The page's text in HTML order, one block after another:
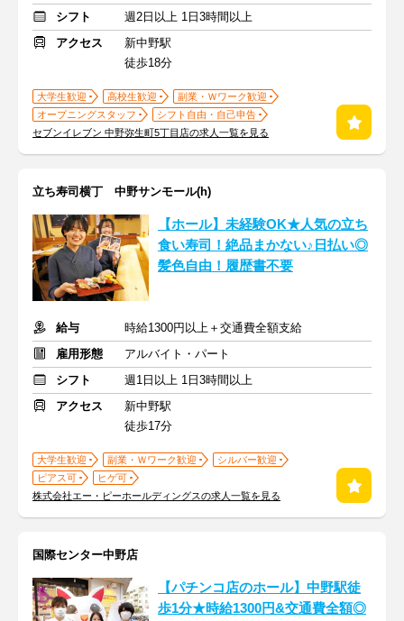
シフト
週2日以上 1日3時間以上
アクセス
新中野駅
徒歩18分
大学生歓迎 高校生歓迎
副業・Ｗワーク歓迎
オープニングスタッフ
シフト自由・自己申告
セブンイレブン 中野弥生町5丁目店の求人一覧を見る
立ち寿司横丁 中野サンモール(h)
【ホール】未経験OK★人気の立ち
食い寿司！絶品まかない♪日払い◎
髪色自由！履歴書不要
給与
時給1300円以上＋交通費全額支給
雇用形態
アルバイト・パート
シフト
週1日以上 1日3時間以上
アクセス
新中野駅
徒歩17分
大学生歓迎 副業・Ｗワーク歓迎
シルバー歓迎
ピアス可
ヒゲ可
株式会社エー・ピーホールディングスの求人一覧を見る
国際センター中野店
【パチンコ店のホール】中野駅徒
歩1分★時給1300円&交通費全額◎